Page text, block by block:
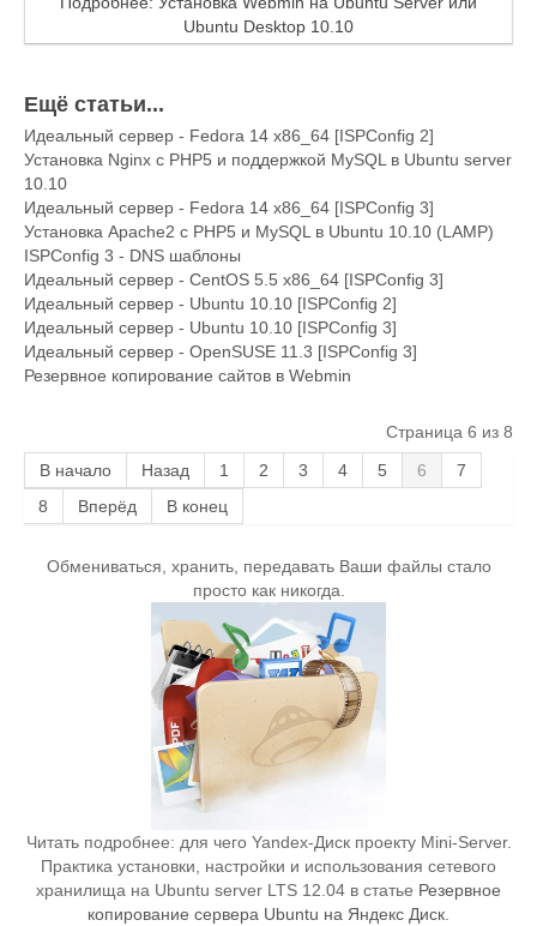
Ubuntu Desktop 10.10
Ещё статьи...
Идеальный сервер - Fedora 14 x86_64 [ISPConfig 2]
Установка Nginx с PHP5 и поддержкой MySQL в Ubuntu server
10.10
Идеальный сервер - Fedora 14 x86_64 [ISPConfig 3]
Установка Apache2 с PHP5 и MySQL в Ubuntu 10.10 (LAMP)
ISPConfig 3 - DNS шаблоны
Идеальный сервер - CentOS 5.5 x86_64 [ISPConfig 3]
Идеальный сервер - Ubuntu 10.10 [ISPConfig 2]
Идеальный сервер - Ubuntu 10.10 [ISPConfig 3]
Идеальный сервер - OpenSUSE 11.3 [ISPConfig 3]
Резервное копирование сайтов в Webmin
Страница 6 из 8
В начало
Назад 1 2 3 4 5 6
7
8
Вперёд В конец
Обмениваться, хранить, передавать Ваши файлы стало
просто как никогда.
Читать подробнее: для чего Yandex-Диск проекту Mini-Server.
Практика установки, настройки и использования сетевого
хранилища на Ubuntu server LTS 12.04 в статье Резервное
копирование сервера Ubuntu на Яндекс Диск.